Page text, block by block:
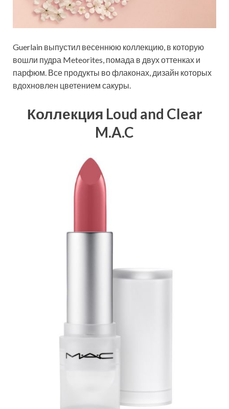
Guerlain выпустил весеннюю коллекцию, в которую
вошли пудра Meteorites, помада в двух оттенках и
парфюм. Все продукты во флаконах, дизайн которых
вдохновлен цветением сакуры.
Коллекция Loud and Clear
M.A.C